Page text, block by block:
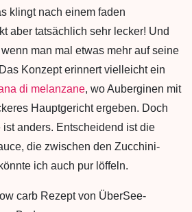
klingt nach einem faden
aber tatsächlich sehr lecker! Und
man mal etwas mehr auf seine
Konzept erinnert vielleicht ein
di melanzane, wo Auberginen mit
Hauptgericht ergeben. Doch
anders. Entscheidend ist die
die zwischen den Zucchini-
ich auch pur löffeln.